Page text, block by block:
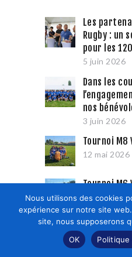
Les
Rugby : un
pour les
5 juin 2026
Dans les
nos
3 juin 2026
Tournoi M8
12 mai 2026
Tournoi M6
12 mai 2026
Nous utilisons des cookies
expérience sur notre site
site, nous supposerons
OK